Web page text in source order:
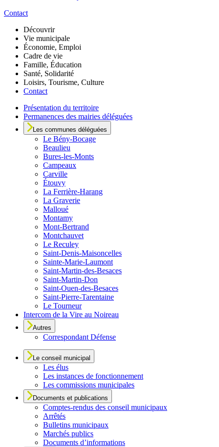
Contact
Découvrir
Vie municipale
Économie, Emploi
Cadre de vie
Famille, Éducation
Santé, Solidarité
Loisirs, Tourisme, Culture
Contact
Présentation du territoire
Permanences des mairies déléguées
Les communes déléguées
Le Bény-Bocage
Beaulieu
Bures-les-Monts
Campeaux
Carville
Étouvy
La Ferrière-Harang
La Graverie
Malloué
Montamy
Mont-Bertrand
Montchauvet
Le Reculey
Saint-Denis-Maisoncelles
Sainte-Marie-Laumont
Saint-Martin-des-Besaces
Saint-Martin-Don
Saint-Ouen-des-Besaces
Saint-Pierre-Tarentaine
Le Tourneur
Intercom de la Vire au Noireau
Autres
Correspondant Défense
Le conseil municipal
Les élus
Les instances de fonctionnement
Les commissions municipales
Documents et publications
Comptes-rendus des conseil municipaux
Arrêtés
Bulletins municipaux
Marchés publics
Documents d’informations